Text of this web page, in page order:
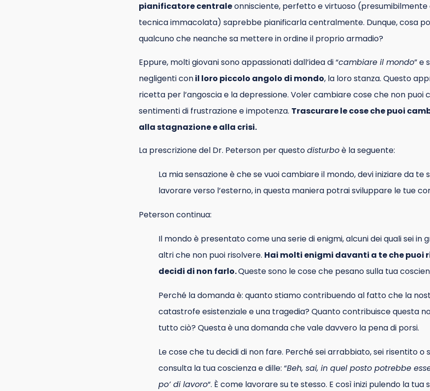
pianificatore centraleonnisciente, perfetto e virtuoso (presumibilmente
tecnica immacolata) saprebbe pianificarla centralmente. Dunque, cosa
qualcuno che neanche sa mettere in ordine il proprio armadio?
Eppure, molti giovani sono appassionati dall’idea di “cambiare il mondo” e
negligenti conil loro piccolo angolo di mondo, la loro stanza. Questo
ricetta per l’angoscia e la depressione. Voler cambiare cose che non puoi
sentimenti di frustrazione e impotenza. Trascurare le cose che puoi
alla stagnazione e alla crisi.
La prescrizione del Dr. Peterson per questodisturboè la seguente:
La mia sensazione è che se vuoi cambiare il mondo, devi iniziare da te
lavorare verso l’esterno, in questa maniera potrai sviluppare le tue
Peterson continua:
Il mondo è presentato come una serie di enigmi, alcuni dei quali sei in
altri che non puoi risolvere. Hai molti enigmi davanti a te che puoi
decidi di non farlo.Queste sono le cose che pesano sulla tua
Perché la domanda è: quanto stiamo contribuendo al fatto che la
catastrofe esistenziale e una tragedia? Quanto contribuisce questa
tutto ciò? Questa è una domanda che vale davvero la pena di porsi.
Le cose che tu decidi di non fare. Perché sei arrabbiato, sei risentito o
consulta la tua coscienza e dille: “Beh, sai, in quel posto potrebbe
po’ di lavoro“. È come lavorare su te stesso. E così inizi pulendo la tua